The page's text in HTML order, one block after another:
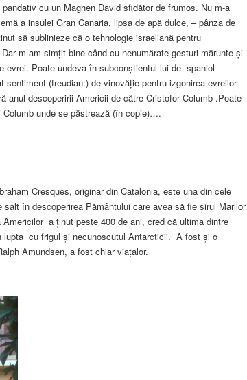
cu un Maghen David sfidător de frumos. Nu m-a
a insulei Gran Canaria, lipsa de apă dulce, – pânza de
să sublinieze că o tehnologie israeliană pentru
m-am simțit bine când cu nenumărate gesturi mărunte și
evrei. Poate undeva în subconștientul lui de spaniol
(freudian:) de vinovăție pentru izgonirea evreilor
descoperirii Americii de către Cristofor Columb .Poate
Columb unde se păstrează (în copie)….
Cresques, originar din Catalonia, este una din cele
în descoperirea Pământului care avea să fie șirul Marilor
a ținut peste 400 de ani, cred că ultima dintre
lupta cu frigul și necunoscutul Antarcticii. A fost și o
Amundsen, a fost chiar viațalor.